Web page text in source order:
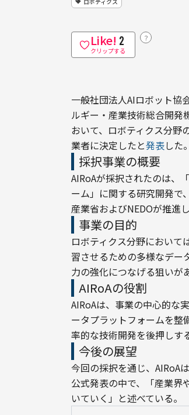
Like! 2
クリップする
？
一般社団法人AIロボット協
ルギー・産業技術総合開発
おいて、ロボティクス分野
業者に決定したと発表した。
採択事業の概要
AIRoAが採択されたのは、
ーム」に関する研究開発で
産業省およびNEDOが推進
事業の目的
ロボティクス分野において
習させるための多様なデー
力の強化につなげる狙いが
AIRoAの役割
AIRoAは、事業の中心的な
ータプラットフォームを整
率的な技術開発を後押しす
今後の展望
今回の採択を通じ、AIRoA
公式発表の中で、「産業界
いていく」と述べている。